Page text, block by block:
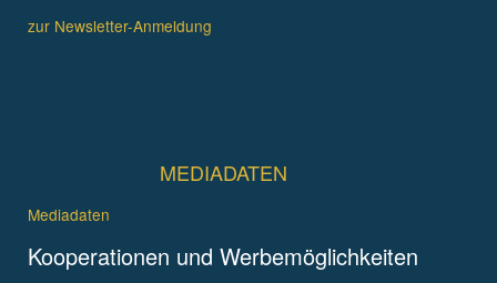
zur Newsletter-Anmeldung
MEDIADATEN
Mediadaten
Kooperationen und Werbemöglichkeiten